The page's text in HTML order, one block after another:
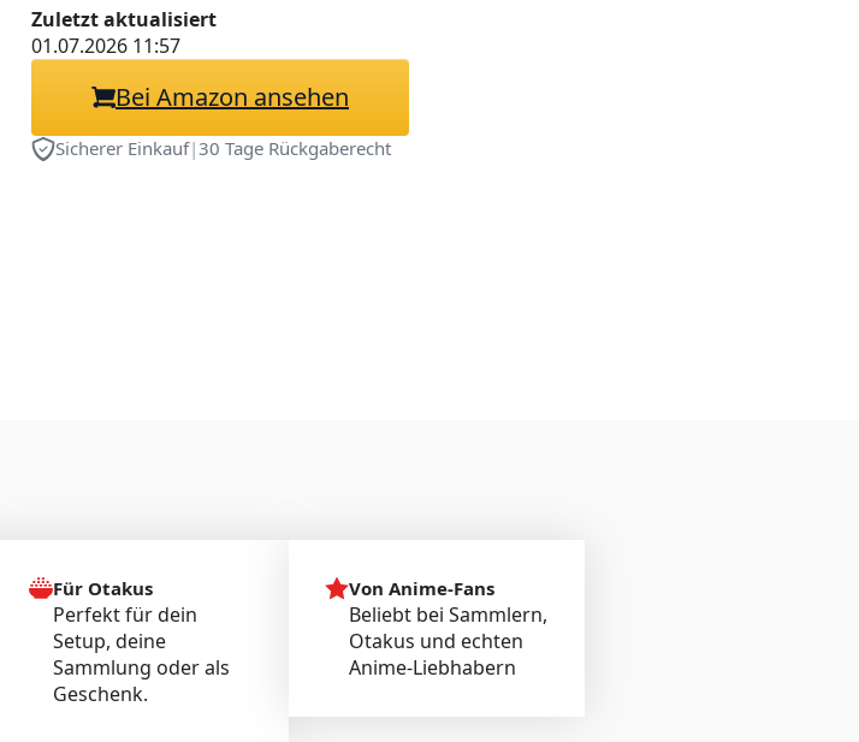
Zuletzt aktualisiert
01.07.2026 11:57
Bei Amazon ansehen
Sicherer Einkauf|30 Tage Rückgaberecht
Für Otakus
Perfekt für dein
Setup, deine
Sammlung oder als
Geschenk.
Von Anime-Fans
Beliebt bei Sammlern,
Otakus und echten
Anime-Liebhabern